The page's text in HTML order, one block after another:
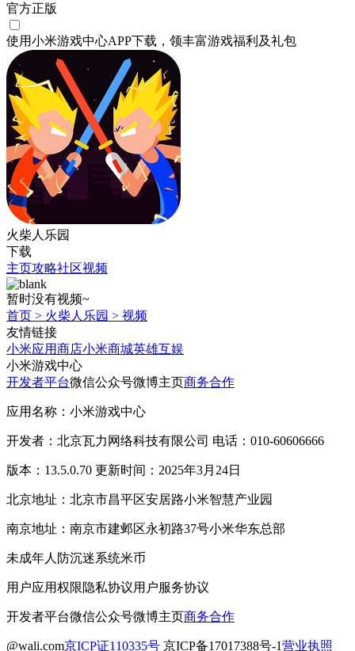
官方正版
使用小米游戏中心APP下载 ，领丰富游戏福利 及礼包
火柴人乐园
下载
主页攻略社区视频
暂时没有视频~
首页 > 火柴人乐园 > 视频
友情链接
小米应用商店小米商城英雄互娱
小米游戏中心
开发者平台微信公众号微博主页商务合作
应用名称：小米游戏中心
开发者：北京瓦力网络科技有限公司 电话：010-60606666
版本：13.5.0.70 更新时间：2025年3月24日
北京地址：北京市昌平区安居路小米智慧产业园
南京地址：南京市建邺区永初路37号小米华东总部
未成年人防沉迷系统米币
用户应用权限隐私协议用户服务协议
开发者平台微信公众号微博主页商务合作
@wali.com京ICP证110335号 京ICP备17017388号-1营业执照